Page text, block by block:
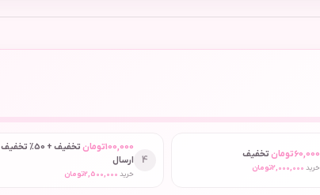
60,000تومان تخفیف
خرید 2,000,000تومان
4
100,000تومان
تخفیف + 50٪ تخفیف
ارسال
خرید 2,500,000تومان